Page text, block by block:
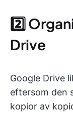
2️⃣
Drive
Google Drive
eftersom den
kopior av